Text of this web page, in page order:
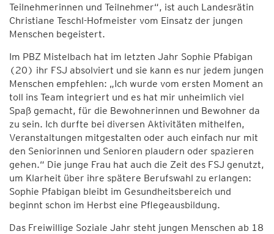
Teilnehmerinnen und Teilnehmer“, ist auch Landesrätin
Christiane Teschl-Hofmeister vom Einsatz der jungen
Menschen begeistert.
Im PBZ Mistelbach hat im letzten Jahr Sophie Pfabigan
(20) ihr FSJ absolviert und sie kann es nur jedem jungen
Menschen empfehlen: „Ich wurde vom ersten Moment an
toll ins Team integriert und es hat mir unheimlich viel
Spaß gemacht, für die Bewohnerinnen und Bewohner da
zu sein. Ich durfte bei diversen Aktivitäten mithelfen,
Veranstaltungen mitgestalten oder auch einfach nur mit
den Seniorinnen und Senioren plaudern oder spazieren
gehen.“ Die junge Frau hat auch die Zeit des FSJ genutzt,
um Klarheit über ihre spätere Berufswahl zu erlangen:
Sophie Pfabigan bleibt im Gesundheitsbereich und
beginnt schon im Herbst eine Pflegeausbildung.
Das Freiwillige Soziale Jahr steht jungen Menschen ab 18